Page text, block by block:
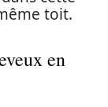
toit.
en